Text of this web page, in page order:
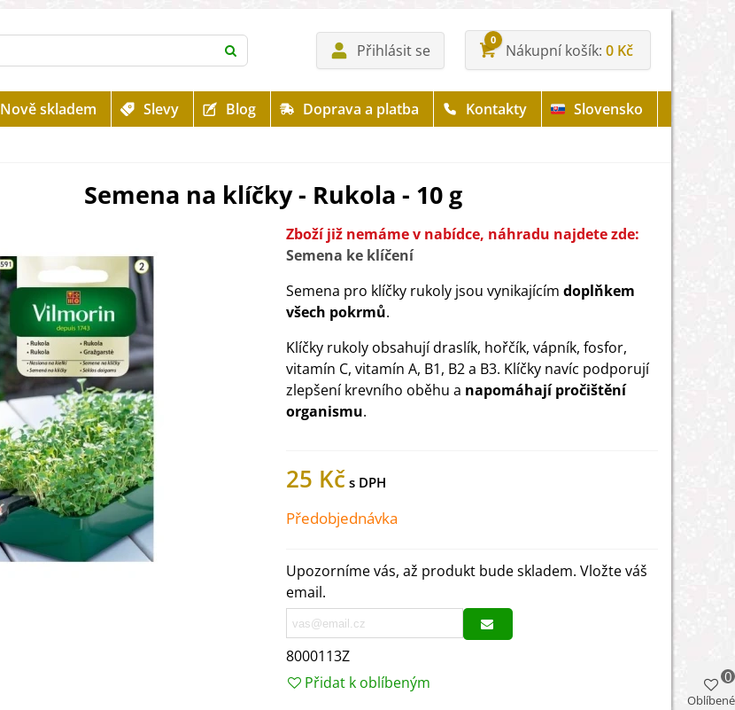
Přihlásit se
0
Nákupní košík 0 Kč
Nově skladem Slevy Blog Doprava a platba Kontakty
Slovensko
Semena na klíčky - Rukola - 10 g
Zboží již nemáme v nabídce, náhradu najdete zde:
Semena ke klíčení
Semena pro klíčky rukoly jsou vynikajícím doplňkem
všech pokrmů.
Klíčky rukoly obsahují draslík, hořčík, vápník, fosfor,
vitamín C, vitamín A, B1, B2 a B3. Klíčky navíc podporují
zlepšení krevního oběhu a napomáhají pročištění
organismu.
25 Kč
Předobjednávka
Upozorníme vás, až produkt bude skladem. Vložte váš
email.
8000113Z
Přidat k oblíbeným
Oblíbené
0